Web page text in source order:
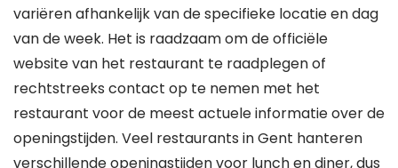
variëren afhankelijk van de specifieke locatie en dag
van de week. Het is raadzaam om de officiële
website van het restaurant te raadplegen of
rechtstreeks contact op te nemen met het
restaurant voor de meest actuele informatie over de
openingstijden. Veel restaurants in Gent hanteren
verschillende openingstijden voor lunch en diner, dus